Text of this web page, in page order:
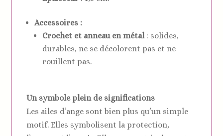
Accessoires :
Crochet et anneau en métal : solides,
durables, ne se décolorent pas et ne
rouillent pas.
Un symbole plein de significations
Les ailes d’ange sont bien plus qu’un simple
motif. Elles symbolisent la protection,